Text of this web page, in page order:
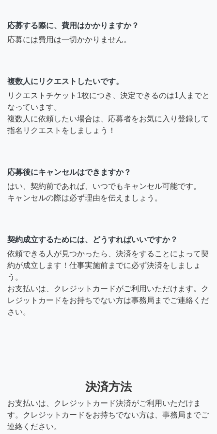
応募する際に、費用はかかりますか？
応募には費用は一切かかりません。
複数人にリクエストしたいです。
リクエストチケット1枚につき、決定できるのは1人までと
なっています。
複数人に依頼したい場合は、応募者をお気に入り登録して
指名リクエストをしましょう！
応募後にキャンセルはできますか？
はい、契約前であれば、いつでもキャンセル可能です。
キャンセルの際は必ず理由を伝えましょう。
契約成立するためには、どうすればいいですか？
依頼できる人が見つかったら、決済をすることによって契
約が成立します！仕事実施前までに必ず決済をしましょ
う。
お支払いは、クレジットカードがご利用いただけます。ク
レジットカードをお持ちでない方は事務局までご連絡くだ
さい。
決済方法
お支払いは、クレジットカード決済がご利用いただけま
す。クレジットカードをお持ちでない方は、事務局までご
連絡ください。